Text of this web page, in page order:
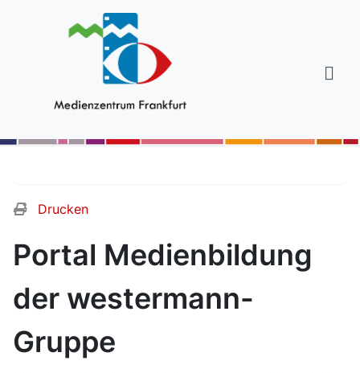
Drucken
Portal Medienbildung
der westermann-
Gruppe